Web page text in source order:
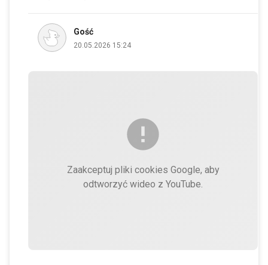
Gość
20.05.2026 15:24
Zaakceptuj pliki cookies Google, aby
odtworzyć wideo z YouTube.